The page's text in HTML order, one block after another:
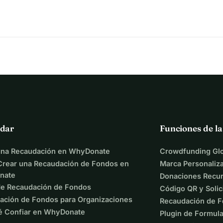
mi objetivo: promover la justicia y la sostenibilidad
pequeñas empresas a actuar en igualdad de condiciones
justa
Recaudación en WhyDonate
una Recaudación de Fondos en
Recaudación de Fondos
de Fondos para Organizaciones
Confiar en WhyDonate
Funciones de
Crowdfunding
Marca
Donaciones
Código QR y
Recaudación de
Plugin de